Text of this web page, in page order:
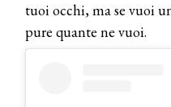
tuoi occhi, ma se vuoi
pure quante ne vuoi.